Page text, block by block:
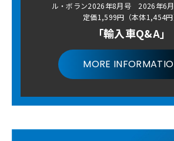
ル・ボラン2026年8月号 2026年6
定価1,599円（本体1,454円
「輸入車Q&A」
MORE